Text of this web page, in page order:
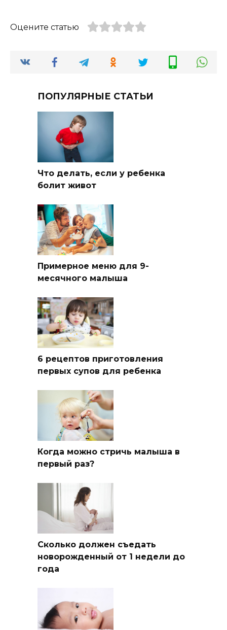
Оцените статью
ПОПУЛЯРНЫЕ СТАТЬИ
Что делать, если у ребенка
болит живот
Примерное меню для 9-
месячного малыша
6 рецептов приготовления
первых супов для ребенка
Когда можно стричь малыша в
первый раз?
Сколько должен съедать
новорожденный от 1 недели до
года